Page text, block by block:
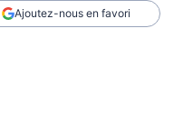
Ajoutez-nous en favori